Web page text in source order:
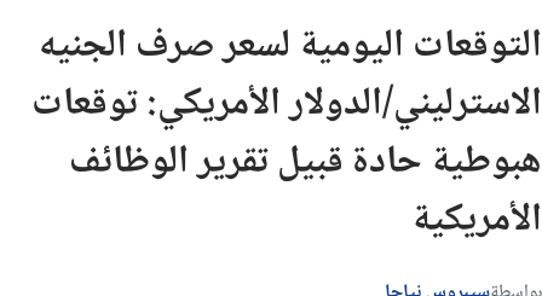
التوقعات اليومية لسعر صرف الجنيه
الاسترليني/الدولار الأمريكي: توقعات
هبوطية حادة قبيل تقرير الوظائف
الأمريكية